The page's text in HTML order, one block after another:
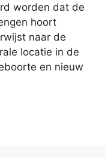
worden dat de
hoort
naar de
locatie in de
en nieuw